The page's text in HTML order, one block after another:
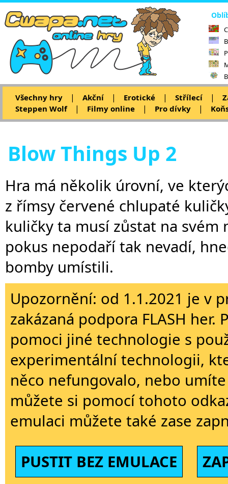
Všechny hry | Akční | Erotické | Střílecí |
Steppen Wolf
| Filmy online | Pro dívky |
Blow Things Up 2
Hra má několik úrovní, ve
z římsy červené chlupaté
kuličky ta musí zůstat na
pokus nepodaří tak nevadí,
bomby umístili.
Upozornění: od 1.1.2021 je v
zakázaná podpora FLASH
pomoci jiné technologie s
experimentální technologii,
něco nefungovalo, nebo
můžete si pomocí tohoto
emulaci můžete také zase
PUSTIT BEZ EMULACE